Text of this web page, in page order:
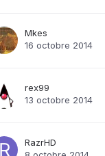
Mkes
16 octobre 2014
rex99
13 octobre 2014
RazrHD